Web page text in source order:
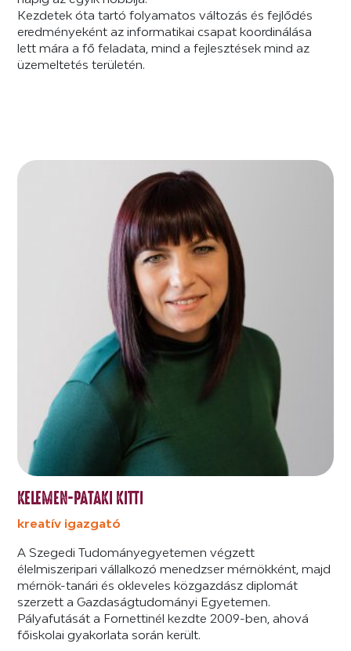
Kezdetek óta tartó folyamatos változás és fejlődés
eredményeként az informatikai csapat koordinálása
lett mára a fő feladata, mind a fejlesztések mind az
üzemeltetés területén.
KELEMEN-PATAKI KITTI
kreatív igazgató
A Szegedi Tudományegyetemen végzett
élelmiszeripari vállalkozó menedzser mérnökként, majd
mérnök-tanári és okleveles közgazdász diplomát
szerzett a Gazdaságtudományi Egyetemen.
Pályafutását a Fornettinél kezdte 2009-ben, ahová
főiskolai gyakorlata során került.